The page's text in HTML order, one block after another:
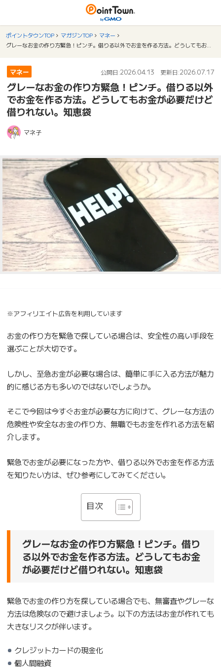
ポイントタウンTOP マガジンTOP
マネー
マネー 公開日:2026.04.13 更新日:2026.07.17
グレーなお金の作り方緊急！ピンチ。借りる以外
でお金を作る方法。どうしてもお金が必要だけど
借りれない。知恵袋
マネ子
※アフィリエイト広告を利用しています
お金の作り方を緊急で探している場合は、安全性の高い手段を
選ぶことが大切です。
しかし、至急お金が必要な場合は、簡単に手に入る方法が魅力
的に感じる方も多いのではないでしょうか。
そこで今回は今すぐお金が必要な方に向けて、グレーな方法の
危険性や安全なお金の作り方、無職でもお金を作れる方法を紹
介します。
緊急でお金が必要になった方や、借りる以外でお金を作る方法
を知りたい方は、ぜひ参考にしてみてください。
目次
グレーなお金の作り方緊急！ピンチ。借り
る以外でお金を作る方法。どうしてもお金
が必要だけど借りれない。知恵袋
緊急でお金の作り方を探している場合でも、無審査やグレーな
方法は危険なので避けましょう。以下の方法はお金が作れても
大きなリスクが伴います。
クレジットカードの現金化
個人間融資